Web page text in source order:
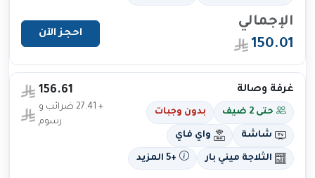
الإجمالي
150.01
احجز الآن
غرفة وصالة
حتى 2 ضيف بدون وجبات
شاشة واي فاي
الثلاجة ميني بار +5 المزيد
156.61
+ 27.41 ضرائب و
رسوم